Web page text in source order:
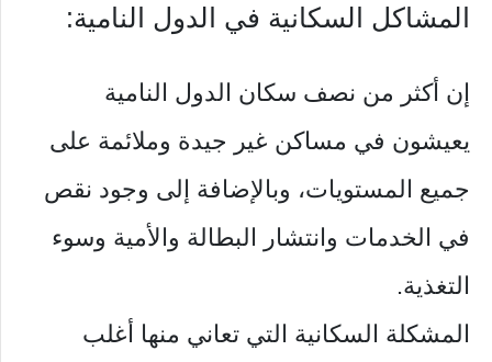
المشاكل السكانية في الدول النامية:
إن أكثر من نصف سكان الدول النامية
يعيشون في مساكن غير جيدة وملائمة على
جميع المستويات، وبالإضافة إلى وجود نقص
في الخدمات وانتشار البطالة والأمية وسوء
التغذية.
المشكلة السكانية التي تعاني منها أغلب